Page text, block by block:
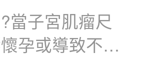
當子宮肌瘤尺
孕或導致不